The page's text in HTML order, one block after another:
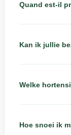
Quand est-il
Kan ik jullie
Welke
Hoe snoei ik